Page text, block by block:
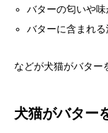
バターの匂いや
バターに含まれ
などが犬猫がバター
犬猫がバター